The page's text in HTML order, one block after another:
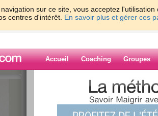
sur ce site, vous acceptez
centres d'intérêt. En savoir plus et gérer ces
Accueil Coaching Groupes
>
Blog de